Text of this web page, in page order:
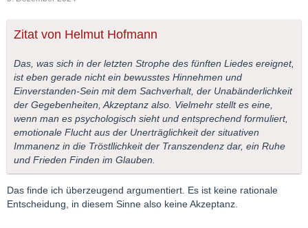
Zitat von Helmut Hofmann
Das, was sich in der letzten Strophe des fünften Liedes ereignet,
ist eben gerade nicht ein bewusstes Hinnehmen und
Einverstanden-Sein mit dem Sachverhalt, der Unabänderlichkeit
der Gegebenheiten, Akzeptanz also. Vielmehr stellt es eine,
wenn man es psychologisch sieht und entsprechend formuliert,
emotionale Flucht aus der Unerträglichkeit der situativen
Immanenz in die Tröstllichkeit der Transzendenz dar, ein Ruhe
und Frieden Finden im Glauben.
Das finde ich überzeugend argumentiert. Es ist keine rationale
Entscheidung, in diesem Sinne also keine Akzeptanz.